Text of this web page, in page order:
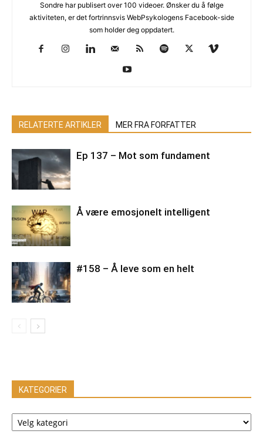
Sondre har publisert over 100 videoer. Ønsker du å følge
aktiviteten, er det fortrinnsvis WebPsykologens Facebook-side
som holder deg oppdatert.
RELATERTE ARTIKLER MER FRA FORFATTER
Ep 137 – Mot som fundament
Å være emosjonelt intelligent
#158 – Å leve som en helt
KATEGORIER
KATEGORIER